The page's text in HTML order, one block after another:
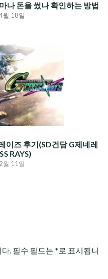
나 돈을 썼나 확인하는 방법
월 18일
이즈 후기(SD건담 G제네레
RAYS)
월 11일
. 필수 필드는 * 로 표시됩니